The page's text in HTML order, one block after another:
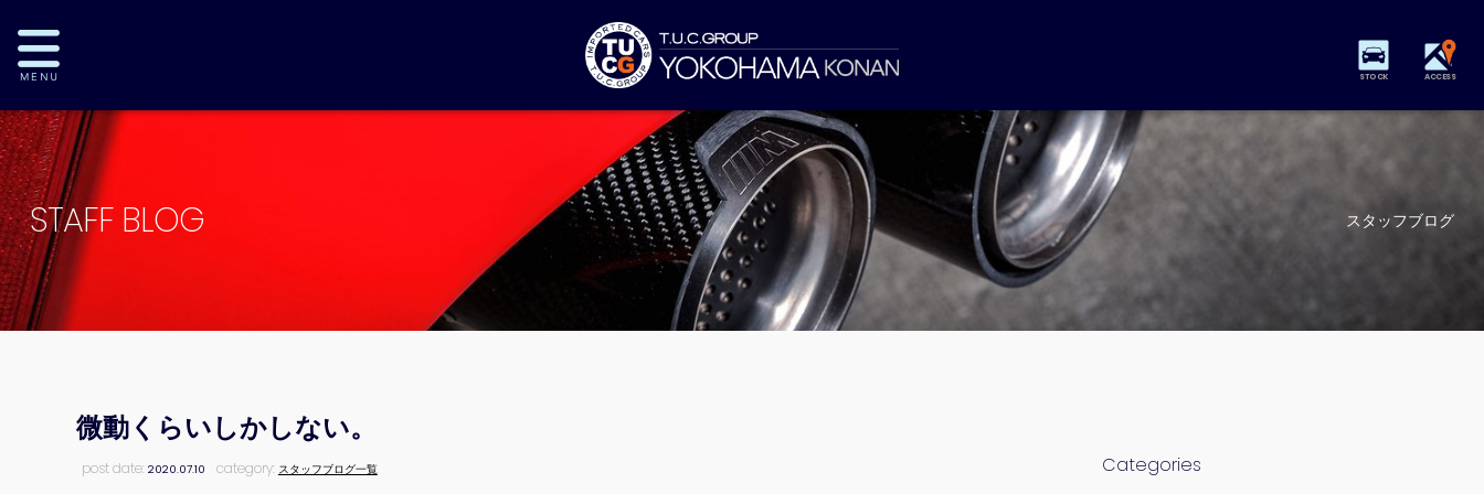
STOCK ACCESS
STAFF BLOG スタッフブログ
微動くらいしかしない。
post date:2020.07.10 category: スタッフブログ一覧 Categories